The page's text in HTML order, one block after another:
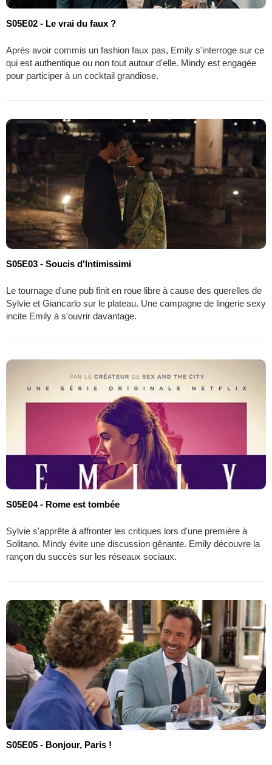
S05E02 - Le vrai du faux ?
Après avoir commis un fashion faux pas, Emily s'interroge sur ce
qui est authentique ou non tout autour d'elle. Mindy est engagée
pour participer à un cocktail grandiose.
S05E03 - Soucis d'Intimissimi
Le tournage d'une pub finit en roue libre à cause des querelles de
Sylvie et Giancarlo sur le plateau. Une campagne de lingerie sexy
incite Emily à s'ouvrir davantage.
S05E04 - Rome est tombée
Sylvie s'apprête à affronter les critiques lors d'une première à
Solitano. Mindy évite une discussion gênante. Emily découvre la
rançon du succès sur les réseaux sociaux.
S05E05 - Bonjour, Paris !